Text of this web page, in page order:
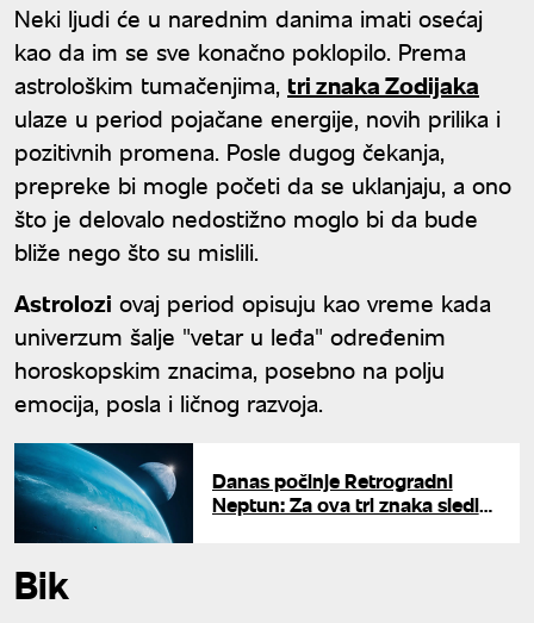
Neki ljudi će u narednim danima imati osećaj
kao da im se sve konačno poklopilo. Prema
astrološkim tumačenjima, tri znaka Zodijaka
ulaze u period pojačane energije, novih prilika i
pozitivnih promena. Posle dugog čekanja,
prepreke bi mogle početi da se uklanjaju, a ono
što je delovalo nedostižno moglo bi da bude
bliže nego što su mislili.
Astrolozi ovaj period opisuju kao vreme kada
univerzum šalje "vetar u leđa" određenim
horoskopskim znacima, posebno na polju
emocija, posla i ličnog razvoja.
Danas počinje Retrogradni
Neptun: Za ova tri znaka sledi
Bik